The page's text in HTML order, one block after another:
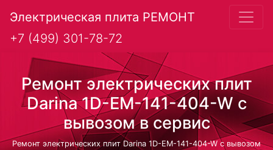
Электрическая плита РЕМОНТ
+7 (499) 301-78-72
Ремонт электрических плит
Darina 1D-EM-141-404-W с
вывозом в сервис
Ремонт электрических плит Darina 1D-EM-141-404-W с вывозом